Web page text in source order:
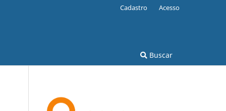
Buscar
Cadastro Acesso